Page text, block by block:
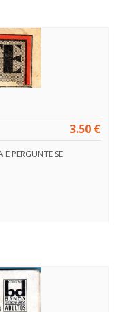
3.50 €
PERGUNTE SE